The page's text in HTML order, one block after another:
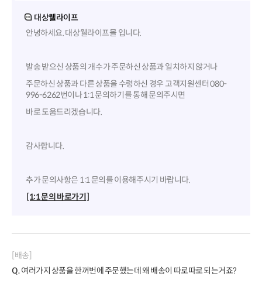
대상웰라이프
안녕하세요. 대상웰라이프몰 입니다.
발송 받으신 상품의 개수가 주문하신 상품과 일치하지 않거나
주문하신 상품과 다른 상품을 수령하신 경우 고객지원센터 080-
996-6262번이나 1:1 문의하기를 통해 문의주시면
바로 도움드리겠습니다.
감사합니다.
추가 문의사항은 1:1 문의를 이용해주시기 바랍니다.
[1:1 문의 바로가기]
[배송]
Q.여러가지 상품을 한꺼번에 주문했는데 왜 배송이 따로따로 되는거죠?